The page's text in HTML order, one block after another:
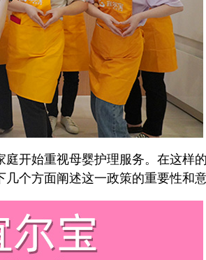
始重视母婴护理服务。在这样
个方面阐述这一政策的重要性和意